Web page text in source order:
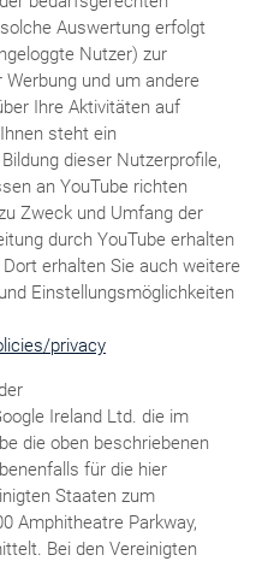
Auswertung erfolgt
Nutzer) zur
und um andere
Ihre Aktivitäten auf
steht ein
dieser Nutzerprofile,
an YouTube richten
Zweck und Umfang der
durch YouTube erhalten
erhalten Sie auch weitere
Einstellungsmöglichkeiten
privacy
Ireland Ltd. die im
die oben beschriebenen
für die hier
Staaten zum
Amphitheatre Parkway,
Bei den Vereinigten